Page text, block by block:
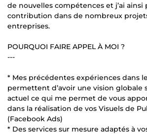
de nouvelles compétences et j’ai
contribution dans de nombreux
entreprises.
POURQUOI FAIRE APPEL À MOI ?
---
* Mes précédentes expériences dans
permettent d’avoir une vision globale
actuel ce qui me permet de vous
dans la réalisation de vos Visuels de
(Facebook Ads)
* Des services sur mesure adaptés à